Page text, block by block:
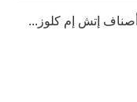
إتش إم كلوز...